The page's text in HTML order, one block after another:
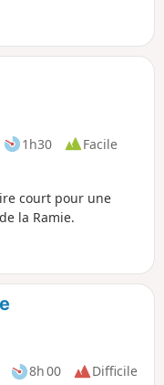
1h30
Facile
court pour une
la Ramie.
8h 00
Difficile